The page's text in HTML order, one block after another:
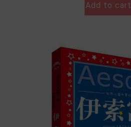
Add to cart